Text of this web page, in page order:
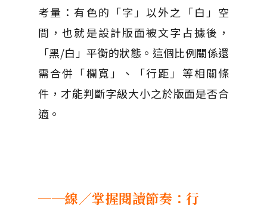
考量：有色的「字」以外之「白」空
間，也就是設計版面被文字占據後，
「黑/白」平衡的狀態。這個比例關係還
需合併「欄寬」、「行距」等相關條
件，才能判斷字級大小之於版面是否合
適。
──線／掌握閱讀節奏：行